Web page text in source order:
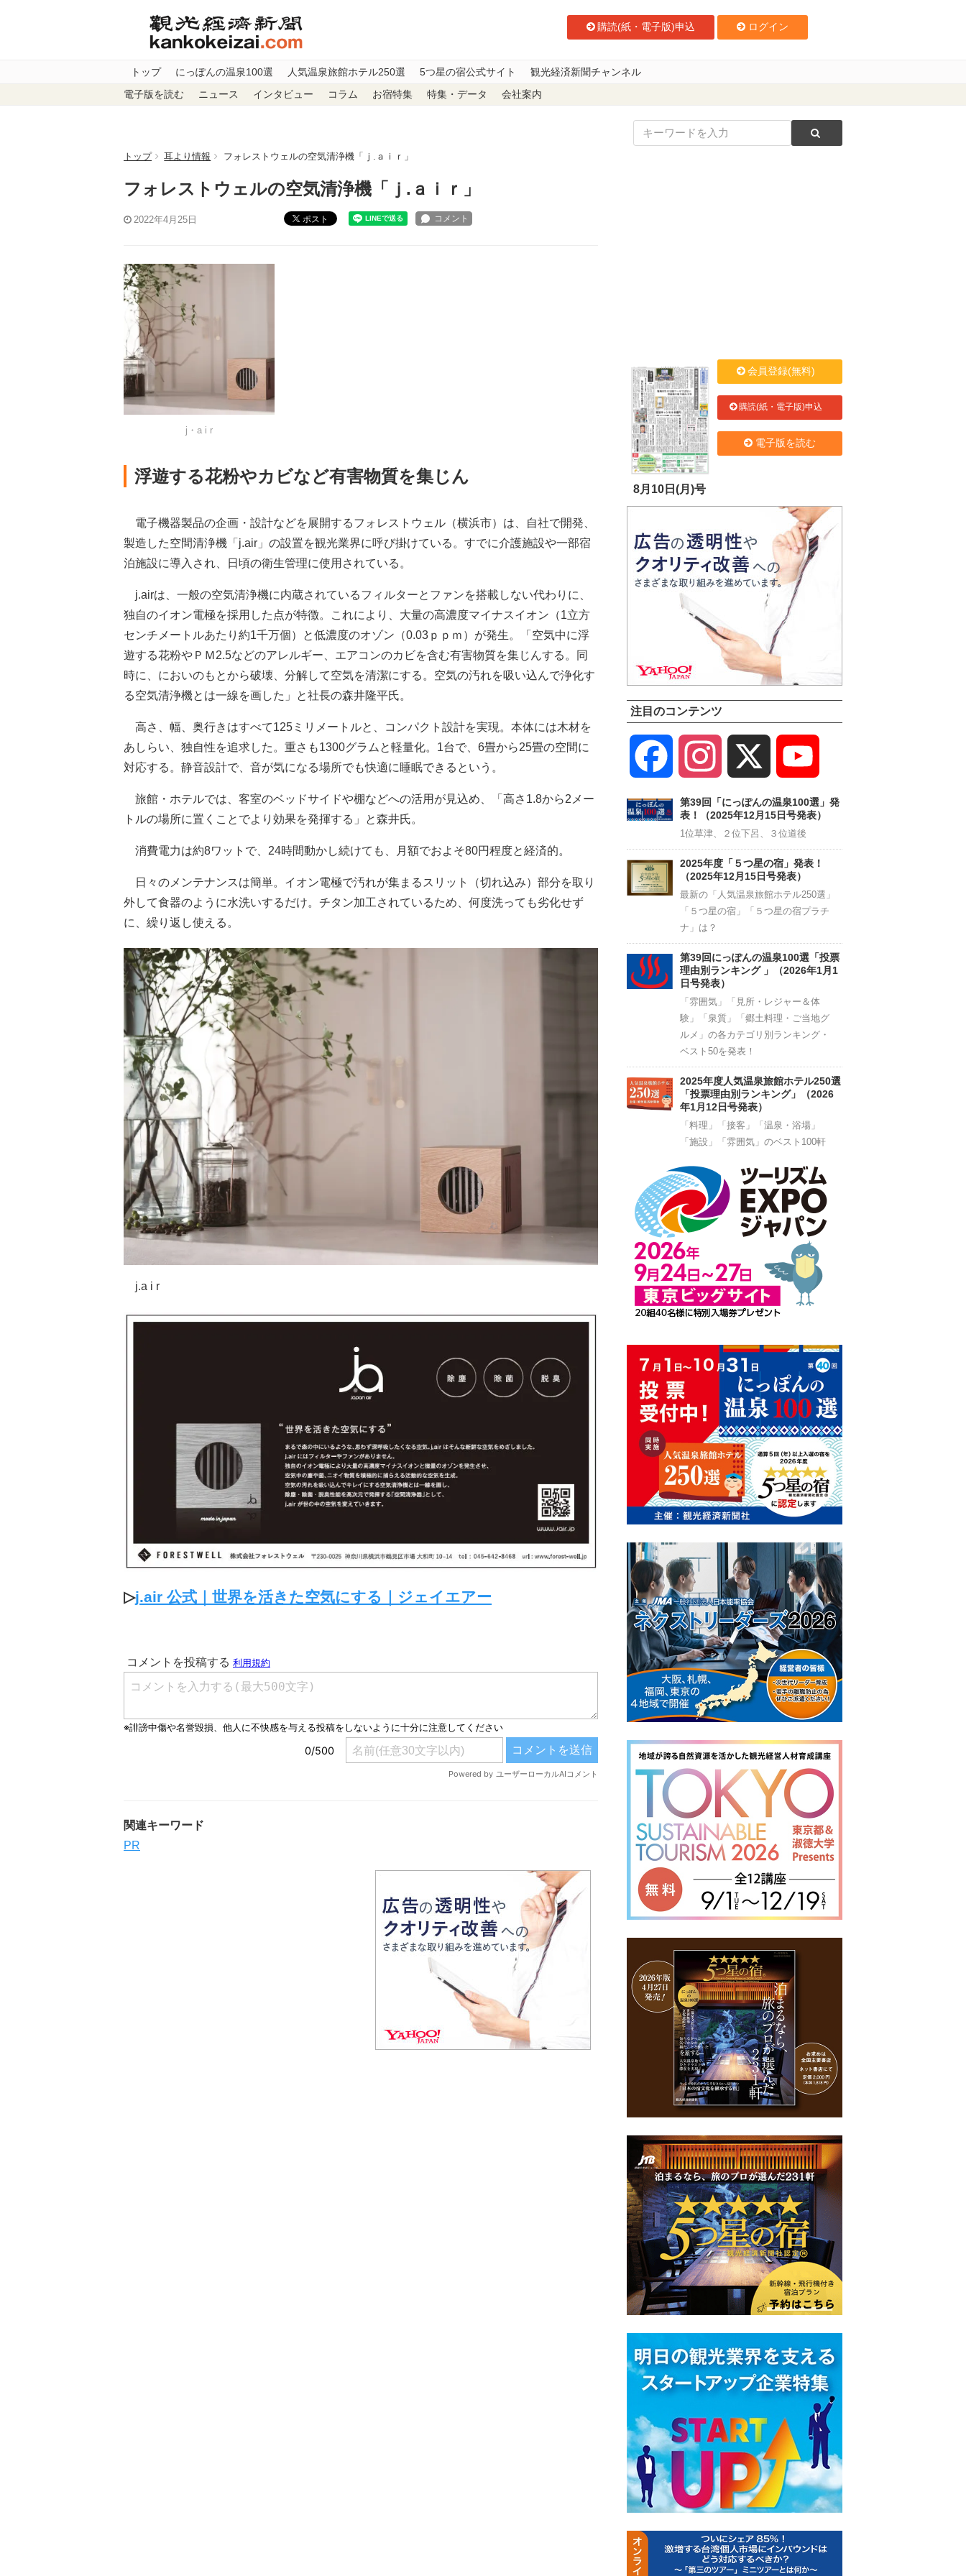
購読(紙・電子版)申込 ログイン
トップ にっぽんの温泉100選 人気温泉旅館ホテル250選 5つ星の宿公式サイト 観光経済新聞チャンネル
電子版を読む ニュース インタビュー コラム お宿特集 特集・データ 会社案内
トップ 耳より情報 フォレストウェルの空気清浄機「ｊ.ａｉｒ」
フォレストウェルの空気清浄機「ｊ.ａｉｒ」
2022年4月25日 ポスト
j・a i r
浮遊する花粉やカビなど有害物質を集じん
電子機器製品の企画・設計などを展開するフォレストウェル（横浜市）は、自社で開発、
製造した空間清浄機「j.air」の設置を観光業界に呼び掛けている。すでに介護施設や一部宿
泊施設に導入され、日頃の衛生管理に使用されている。
j.airは、一般の空気清浄機に内蔵されているフィルターとファンを搭載しない代わりに、
独自のイオン電極を採用した点が特徴。これにより、大量の高濃度マイナスイオン（1立方
センチメートルあたり約1千万個）と低濃度のオゾン（0.03ｐｐｍ）が発生。「空気中に浮
遊する花粉やＰＭ2.5などのアレルギー、エアコンのカビを含む有害物質を集じんする。同
時に、においのもとから破壊、分解して空気を清潔にする。空気の汚れを吸い込んで浄化す
る空気清浄機とは一線を画した」と社長の森井隆平氏。
高さ、幅、奥行きはすべて125ミリメートルと、コンパクト設計を実現。本体には木材を
あしらい、独自性を追求した。重さも1300グラムと軽量化。1台で、6畳から25畳の空間に
対応する。静音設計で、音が気になる場所でも快適に睡眠できるという。
旅館・ホテルでは、客室のベッドサイドや棚などへの活用が見込め、「高さ1.8から2メー
トルの場所に置くことでより効果を発揮する」と森井氏。
消費電力は約8ワットで、24時間動かし続けても、月額でおよそ80円程度と経済的。
日々のメンテナンスは簡単。イオン電極で汚れが集まるスリット（切れ込み）部分を取り
外して食器のように水洗いするだけ。チタン加工されているため、何度洗っても劣化せず
に、繰り返し使える。
j.a i r
▷j.air 公式｜世界を活きた空気にする｜ジェイエアー
関連キーワード
PR
8月10日(月)号
会員登録(無料)
購読(紙・電子版)申込
電子版を読む
注目のコンテンツ
Facebook Instagram
Channel
第39回「にっぽんの温泉100選」発
表！（2025年12月15日号発表）
1位草津、２位下呂、３位道後
2025年度「５つ星の宿」発表！
（2025年12月15日号発表）
最新の「人気温泉旅館ホテル250選」
「５つ星の宿」「５つ星の宿プラチ
ナ」は？
第39回にっぽんの温泉100選「投票
理由別ランキング 」（2026年1月1
日号発表）
「雰囲気」「見所・レジャー＆体
験」「泉質」「郷土料理・ご当地グ
ルメ」の各カテゴリ別ランキング・
ベスト50を発表！
2025年度人気温泉旅館ホテル250選
「投票理由別ランキング」（2026
年1月12日号発表）
「料理」「接客」「温泉・浴場」
「施設」「雰囲気」のベスト100軒